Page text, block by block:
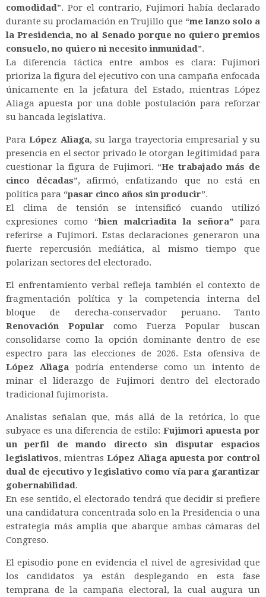
comodidad”. Por el contrario, Fujimori había declarado
durante su proclamación en Trujillo que “me lanzo solo a
la Presidencia, no al Senado porque no quiero premios
consuelo, no quiero ni necesito inmunidad”.
La diferencia táctica entre ambos es clara: Fujimori
prioriza la figura del ejecutivo con una campaña enfocada
únicamente en la jefatura del Estado, mientras López
Aliaga apuesta por una doble postulación para reforzar
su bancada legislativa.
ParaLópez Aliaga, su larga trayectoria empresarial y su
presencia en el sector privado le otorgan legitimidad para
cuestionar la figura de Fujimori. “He trabajado más de
cinco décadas”, afirmó, enfatizando que no está en
política para “pasar cinco años sin producir”.
El clima de tensión se intensificó cuando utilizó
expresiones como “bien malcriadita la señora” para
referirse a Fujimori. Estas declaraciones generaron una
fuerte repercusión mediática, al mismo tiempo que
polarizan sectores del electorado.
El enfrentamiento verbal refleja también el contexto de
fragmentación política y la competencia interna del
bloque de derecha-conservador peruano. Tanto
Renovación Popular como Fuerza Popular buscan
consolidarse como la opción dominante dentro de ese
espectro para las elecciones de 2026. Esta ofensiva de
López Aliaga podría entenderse como un intento de
minar el liderazgo de Fujimori dentro del electorado
tradicional fujimorista.
Analistas señalan que, más allá de la retórica, lo que
subyace es una diferencia de estilo: Fujimori apuesta por
un perfil de mando directo sin disputar espacios
legislativos, mientras López Aliaga apuesta por control
dual de ejecutivo y legislativo como vía para garantizar
gobernabilidad.
En ese sentido, el electorado tendrá que decidir si prefiere
una candidatura concentrada solo en la Presidencia o una
estrategia más amplia que abarque ambas cámaras del
Congreso.
El episodio pone en evidencia el nivel de agresividad que
los candidatos ya están desplegando en esta fase
temprana de la campaña electoral, la cual augura un